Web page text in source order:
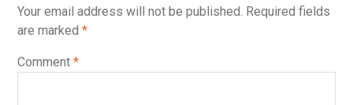
Your email address will not be published. Required fields
are marked *
Comment *